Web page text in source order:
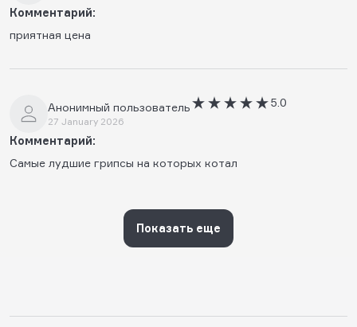
Комментарий:
приятная цена
Анонимный пользователь
27 January 2026
5.0
Комментарий:
Самые лудшие грипсы на которых котал
Показать еще